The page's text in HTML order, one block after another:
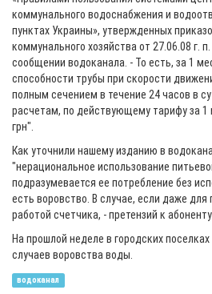
коммунального водоснабжения и
пунктах Украины», утвержденных
коммунального хозяйства от 27.06.08 г.
сообщении водоканала. - То есть, за 1
способности трубы при скорости
полным сечением в течение 24 часов в
расчетам, по действующему тарифу за 1
грн".
Как уточнили нашему изданию в
"нерациональное использование
подразумевается ее потребление без
есть воровство. В случае, если даже для
работой счетчика, - претензий к
На прошлой неделе в городских
случаев воровства воды.
водоканал